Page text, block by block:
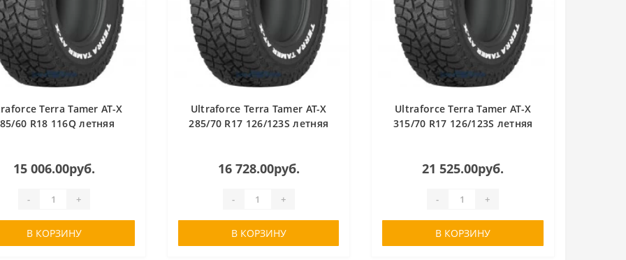
Terra Tamer AT-X
60 R18 116Q летняя
15 006.00руб.
- +
В КОРЗИНУ
Ultraforce Terra Tamer AT-X
285/70 R17 126/123S летняя
16 728.00руб.
- +
В КОРЗИНУ
Ultraforce Terra Tamer AT-X
315/70 R17 126/123S летняя
21 525.00руб.
- +
В КОРЗИНУ